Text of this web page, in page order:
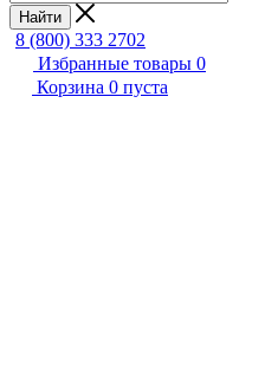
Найти
8 (800) 333 2702
Избранные товары 0
Корзина 0 пуста